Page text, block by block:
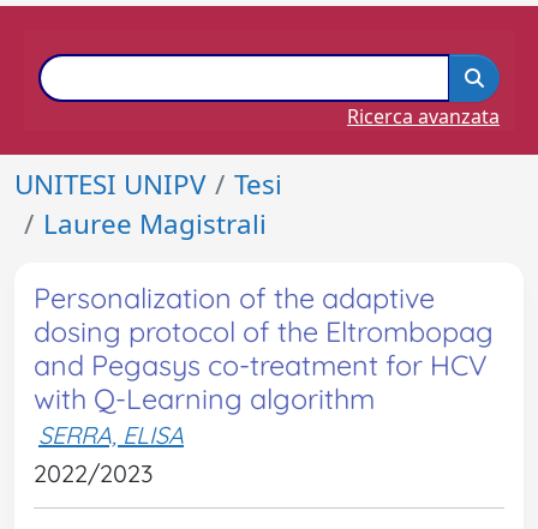
Ricerca avanzata
UNITESI UNIPV
Tesi
Lauree Magistrali
Personalization of the adaptive
dosing protocol of the Eltrombopag
and Pegasys co-treatment for HCV
with Q-Learning algorithm
SERRA, ELISA
2022/2023